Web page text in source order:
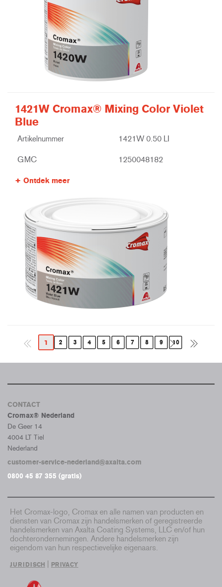
1421W Cromax® Mixing Color Violet
Blue
Artikelnummer 1421W 0.50 LI
GMC 1250048182
Ontdek meer
1 2 3 4 5 6 7 8 9 10
CONTACT
Cromax® Nederland
De Geer 14
4004 LT Tiel
Nederland
customer-service-nederland@axalta.com
0800 45 87 355 (gratis)
Het Cromax-logo, Cromax en alle namen van producten en
diensten van Cromax zijn handelsmerken of geregistreerde
handelsmerken van Axalta Coating Systems, LLC en/of hun
dochterondernemingen. Andere handelsmerken zijn
eigendom van hun respectievelijke eigenaars.
JURIDISCH PRIVACY